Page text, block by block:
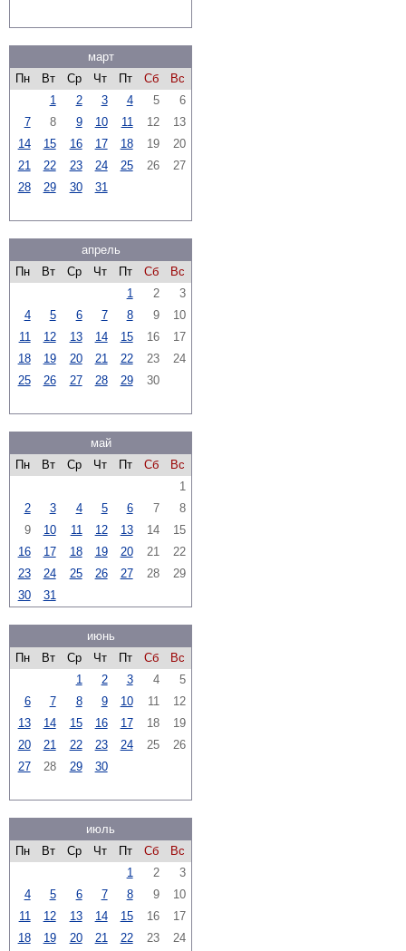
март
Пн
Вт Ср Чт Пт Сб
Вс
1
2 3 4 5
6
7
8 9 10 11 12
13
14
15 16 17 18 19
20
21
22 23 24 25 26
27
28
29 30 31
апрель
Пн
Вт Ср Чт Пт Сб
Вс
1
2
3
4
5 6 7 8 9
10
11
12 13 14 15 16
17
18
19 20 21 22 23
24
25
26 27 28 29 30
май
Пн
Вт Ср Чт Пт Сб
Вс
1
2
3 4 5 6 7
8
9
10 11 12 13 14
15
16
17 18 19 20 21
22
23
24 25 26 27 28
29
30
31
июнь
Пн
Вт Ср Чт Пт Сб
Вс
1
2 3 4
5
6
7 8 9 10 11
12
13
14 15 16 17 18
19
20
21 22 23 24 25
26
27
28 29 30
июль
Пн
Вт Ср Чт Пт Сб
Вс
1
2
3
4
5 6 7 8 9
10
11
12 13 14 15 16
17
18
19 20 21 22 23
24